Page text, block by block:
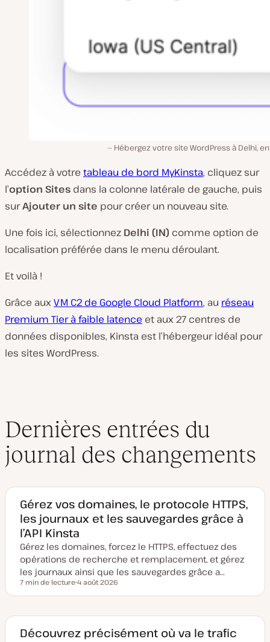
Hébergez votre site WordPress à Delhi,
Accédez à votre tableau de bord MyKinsta, cliquez sur
l’option Sites dans la colonne latérale de gauche, puis
surAjouter un site pour créer un nouveau site.
Une fois ici, sélectionnez Delhi (IN) comme option de
localisation préférée dans le menu déroulant.
Et voilà !
Grâce auxVM C2 de Google Cloud Platform, au réseau
Premium Tier à faible latence et aux 27 centres de
données disponibles, Kinsta est l’hébergeur idéal pour
les sites WordPress.
Dernières entrées du
journal des changements
Gérez vos domaines, le protocole HTTPS,
les journaux et les sauvegardes grâce à
l’API Kinsta
Gérez les domaines, forcez le HTTPS, effectuez des
opérations de recherche et remplacement, et gérez
les journaux ainsi que les sauvegardes grâce a…
Temps de lecture
7 min de lecture
a
e
e
m
4 août 2026
Découvrez précisément où va le trafic